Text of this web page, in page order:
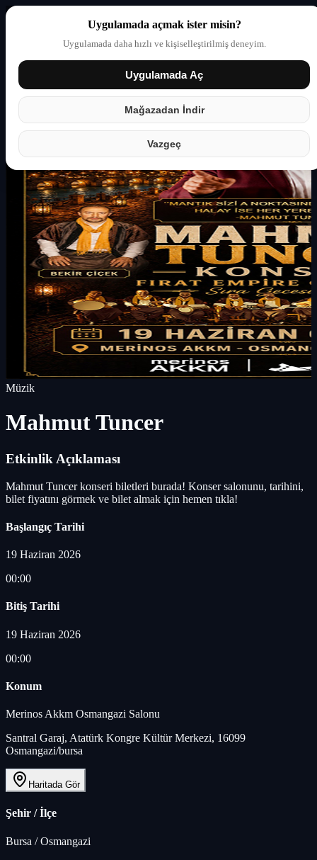
Uygulamada açmak ister misin?
Uygulamada daha hızlı ve kişiselleştirilmiş deneyim.
Uygulamada Aç
Mağazadan İndir
Vazgeç
Giriş yap Partner
Müzik
Mahmut Tuncer
Etkinlik Açıklaması
Mahmut Tuncer konseri biletleri burada! Konser salonunu, tarihini,
bilet fiyatını görmek ve bilet almak için hemen tıkla!
Başlangıç Tarihi
19 Haziran 2026
00:00
Bitiş Tarihi
19 Haziran 2026
00:00
Konum
Merinos Akkm Osmangazi Salonu
Santral Garaj, Atatürk Kongre Kültür Merkezi, 16099
Osmangazi/bursa
Haritada Gör
Şehir / İlçe
Bursa /Osmangazi